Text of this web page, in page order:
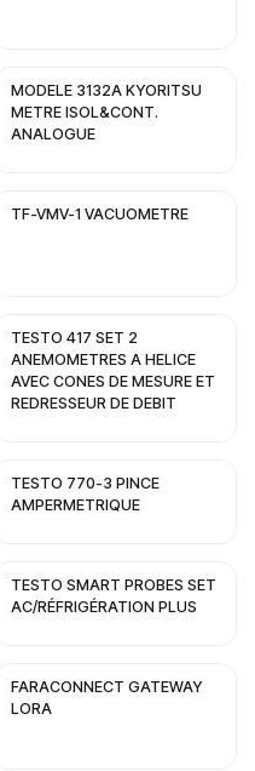
MODELE 3132A KYORITSU
METRE ISOL&CONT.
ANALOGUE
TF-VMV-1 VACUOMETRE
TESTO 417 SET 2
ANEMOMETRES A HELICE
AVEC CONES DE MESURE ET
REDRESSEUR DE DEBIT
TESTO 770-3 PINCE
AMPERMETRIQUE
TESTO SMART PROBES SET
AC/RÉFRIGÉRATION PLUS
FARACONNECT GATEWAY
LORA